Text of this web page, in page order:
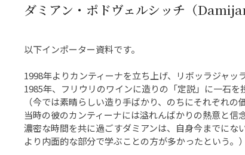
ダミアン・ポドヴェルシッチ（
以下インポーター資料です。
1998年よりカンティーナを立ち上げ、リボッラジャッ
1985年、フリウリのワインに造りの「定説」に一石
（今では素晴らしい造り手ばかり、のちにそれぞれの
当時の彼のカンティーナには溢れんばかりの熱意と信
濃密な時間を共に過ごすダミアンは、自身今までにな
より内面的な部分で学ぶことの方が多かったという。